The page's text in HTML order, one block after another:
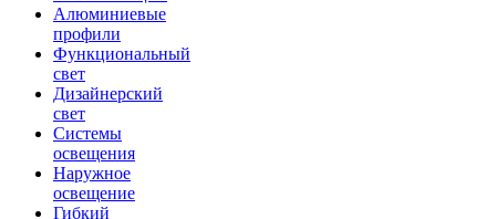
Алюминиевые
профили
Функциональный
свет
Дизайнерский
свет
Системы
освещения
Наружное
освещение
Гибкий